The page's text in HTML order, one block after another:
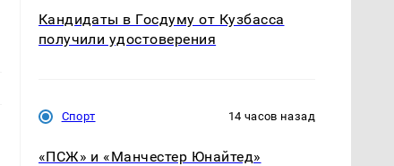
Кандидаты в Госдуму от Кузбасса
получили удостоверения
Спорт 14 часов назад
«ПСЖ» и «Манчестер Юнайтед»